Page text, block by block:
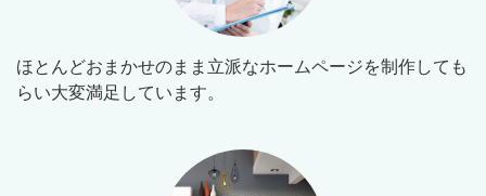
ほとんどおまかせのまま立派なホームページを制作しても
らい大変満足しています。